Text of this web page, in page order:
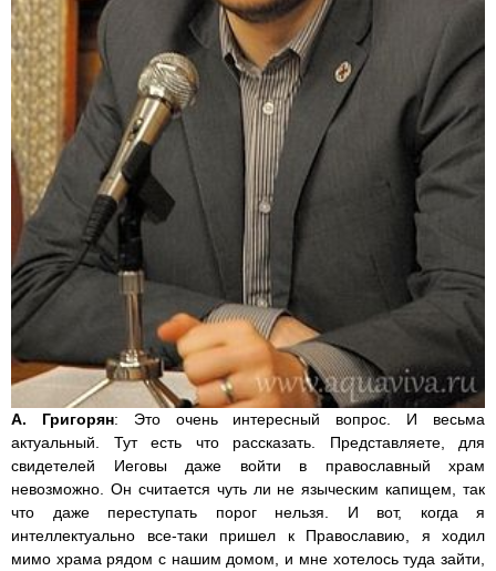
А. Григорян: Это очень интересный вопрос. И весьма
актуальный. Тут есть что рассказать. Представляете, для
свидетелей Иеговы даже войти в православный храм
невозможно. Он считается чуть ли не языческим капищем, так
что даже переступать порог нельзя. И вот, когда я
интеллектуально все-таки пришел к Православию, я ходил
мимо храма рядом с нашим домом, и мне хотелось туда зайти,